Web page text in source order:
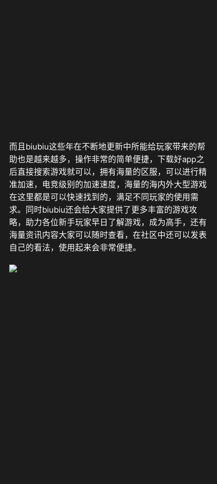
而且biubiu这些年在不断地更新中所能给玩家带来的帮
助也是越来越多，操作非常的简单便捷，下载好app之
后直接搜索游戏就可以，拥有海量的区服，可以进行精
准加速，电竞级别的加速速度，海量的海内外大型游戏
在这里都是可以快速找到的，满足不同玩家的使用需
求。同时biubiu还会给大家提供了更多丰富的游戏攻
略，助力各位新手玩家早日了解游戏，成为高手，还有
海量资讯内容大家可以随时查看，在社区中还可以发表
自己的看法，使用起来会非常便捷。